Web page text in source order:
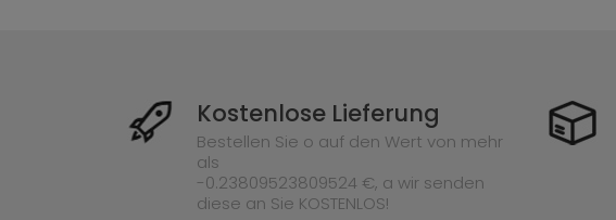
Kostenlose Lieferung
Bestellen Sie o auf den Wert von mehr
als
-0.23809523809524 €, a wir senden
diese an Sie KOSTENLOS!